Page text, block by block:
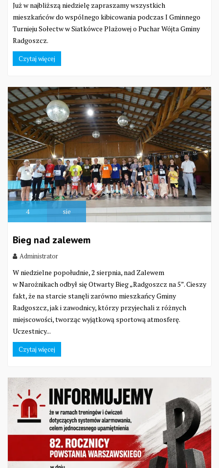
Już w najbliższą niedzielę zapraszamy wszystkich
mieszkańców do wspólnego kibicowania podczas I Gminnego
Turnieju Sołectw w Siatkówce Plażowej o Puchar Wójta Gminy
Radgoszcz.
Czytaj więcej
4 sie
Bieg nad zalewem
Administrator
W niedzielne popołudnie, 2 sierpnia, nad Zalewem
w Narożnikach odbył się Otwarty Bieg „Radgoszcz na 5”. Cieszy
fakt, że na starcie stanęli zarówno mieszkańcy Gminy
Radgoszcz, jak i zawodnicy, którzy przyjechali z różnych
miejscowości, tworząc wyjątkową sportową atmosferę.
Uczestnicy...
Czytaj więcej